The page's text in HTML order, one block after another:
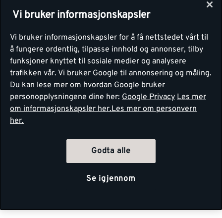
Vi bruker informasjonskapsler
Vi bruker informasjonskapsler for å få nettstedet vårt til
å fungere ordentlig, tilpasse innhold og annonser, tilby
funksjoner knyttet til sosiale medier og analysere
trafikken vår. Vi bruker Google til annonsering og måling.
Du kan lese mer om hvordan Google bruker
personopplysningene dine her: Google Privacy Les mer
om informasjonskapsler her.Les mer om personvern
her.
Godta alle
Se igjennom